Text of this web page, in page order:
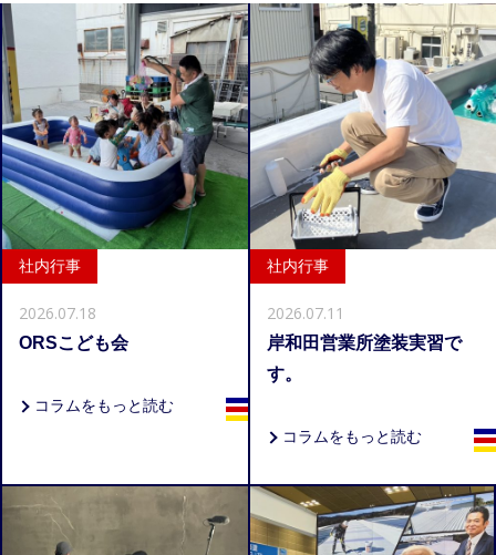
社内行事
2026.07.18
ORSこども会
コラムをもっと読む
社内行事
2026.07.11
岸和田営業所塗装実習で
す。
コラムをもっと読む